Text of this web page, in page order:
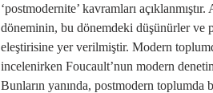
‘postmodernite’ kavramları
döneminin, bu dönemdeki düşünürler ve
eleştirisine yer verilmiştir. Modern
incelenirken Foucault’nun modern
Bunların yanında, postmodern toplumda